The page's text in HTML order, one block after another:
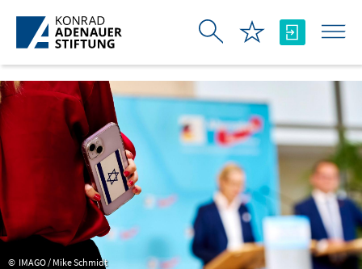
Ugrás a fő tartalomhoz
IMAGO / Mike Schmidt